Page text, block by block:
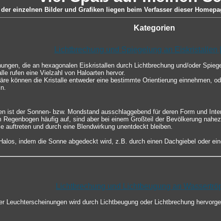
der einzelnen Bilder und Grafiken liegen beim Verfasser dieser
Kategorien
Lichtbrechung und Spiegelung an Eiskristallen
die an hexagonalen Eiskristallen durch Lichtbrechung und/oder
rufen eine Vielzahl von Haloarten hervor.
können die Kristalle entweder eine bestimmte Orientierung einnehmen,
ist der Sonnen- bzw. Mondstand ausschlaggebend für deren Form und
häufig auf, sind aber bei einem Großteil der Bevölkerung
auftreten und durch eine Blendwirkung unentdeckt bleiben.
indem die Sonne abgedeckt wird, z.B. durch einen Dachgiebel oder
Lichtbrechung und Lichtbeugung an
Leuchterscheinungen wird durch Lichtbeugung oder Lichtbrechung